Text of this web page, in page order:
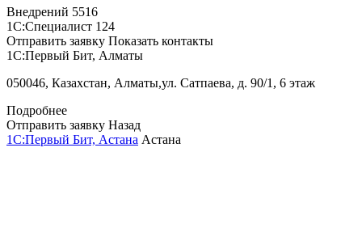
Внедрений 5516
1С:Специалист 124
Отправить заявку Показать контакты
1С:Первый Бит, Алматы
050046, Казахстан, Алматы,ул. Сатпаева, д. 90/1, 6 этаж
Подробнее
Отправить заявку Назад
1С:Первый Бит, Астана Астана